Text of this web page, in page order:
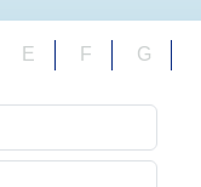
E F G